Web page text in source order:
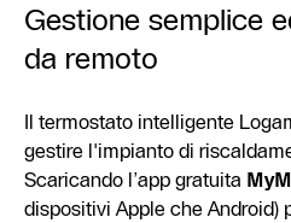
Gestione semplice
da remoto
Il termostato intelligente
gestire l'impianto di
Scaricando l’app gratuita
dispositivi Apple che Android)